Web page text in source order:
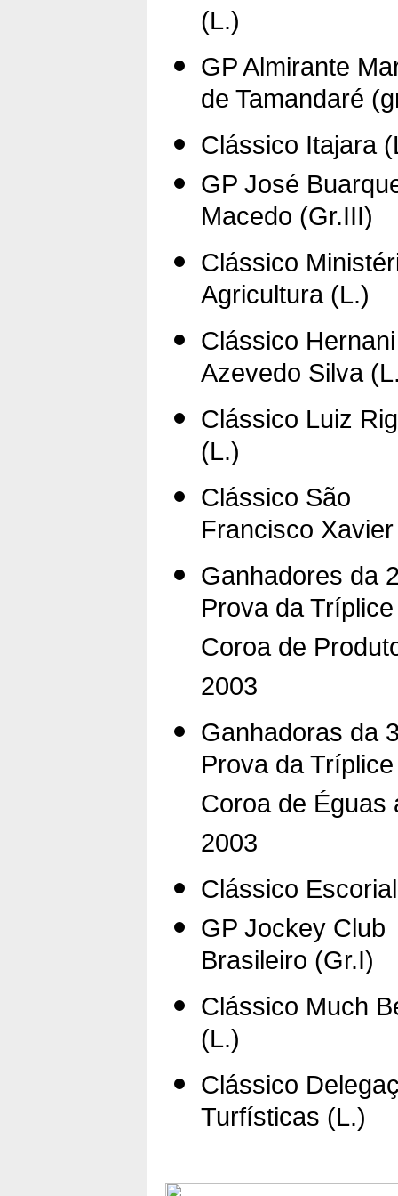
(L.)
GP Almirante
de Tamandaré
Clássico Itajara
GP José
Macedo (Gr.III)
Clássico
Agricultura (L.)
Clássico Hernani
Azevedo Silva
Clássico Luiz
(L.)
Clássico São
Francisco
Ganhadores da
Prova da Tríplice
Coroa de
2003
Ganhadoras da
Prova da Tríplice
Coroa de Éguas
2003
Clássico
GP Jockey Club
Brasileiro (Gr.I)
Clássico Much
(L.)
Clássico
Turfísticas (L.)